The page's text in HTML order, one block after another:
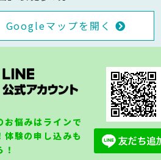
Googleマップを開く
お悩みはラインで
体験の申し込みも